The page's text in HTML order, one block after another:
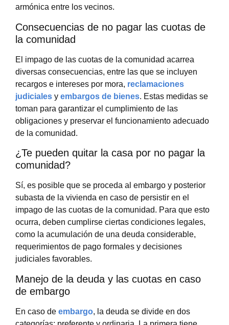
armónica entre los vecinos.
Consecuencias de no pagar las cuotas de
la comunidad
El impago de las cuotas de la comunidad acarrea
diversas consecuencias, entre las que se incluyen
recargos e intereses por mora, reclamaciones
judiciales y embargos de bienes. Estas medidas se
toman para garantizar el cumplimiento de las
obligaciones y preservar el funcionamiento adecuado
de la comunidad.
¿Te pueden quitar la casa por no pagar la
comunidad?
Sí, es posible que se proceda al embargo y posterior
subasta de la vivienda en caso de persistir en el
impago de las cuotas de la comunidad. Para que esto
ocurra, deben cumplirse ciertas condiciones legales,
como la acumulación de una deuda considerable,
requerimientos de pago formales y decisiones
judiciales favorables.
Manejo de la deuda y las cuotas en caso
de embargo
En caso de embargo, la deuda se divide en dos